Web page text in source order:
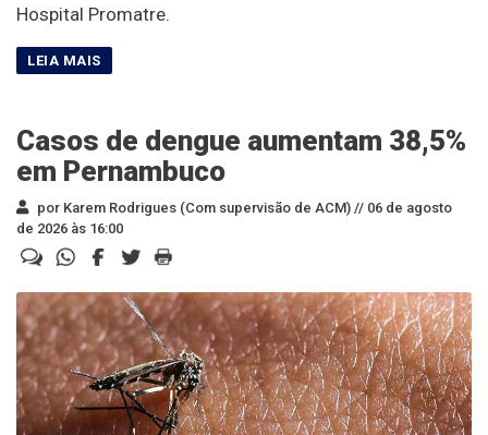
Hospital Promatre.
Casos de dengue aumentam 38,5%
em Pernambuco
por Karem Rodrigues (Com supervisão de ACM) // 06 de agosto
de 2026 às 16:00